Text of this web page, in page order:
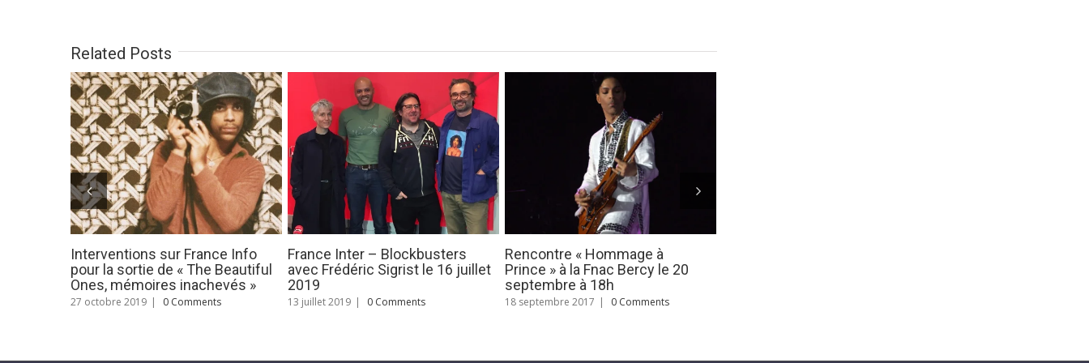
Related Posts
Rencontre / dédicace à Nantes
le 3 juin 2017 à 15 h – Librairie
Durance
16 mai 2017 | 0 Comments
La minute Princiere d’Alcaline –
26/04/2017
27 avril 2017
Merci Gibert Joseph pour la
rencontre du 8 avril 2017
20 avril 2017 | 0 Comments